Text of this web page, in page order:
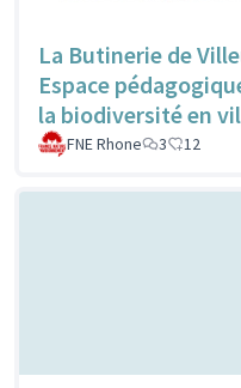
La Butinerie de
Espace
la biodiversité en
FNE Rhone 3 12